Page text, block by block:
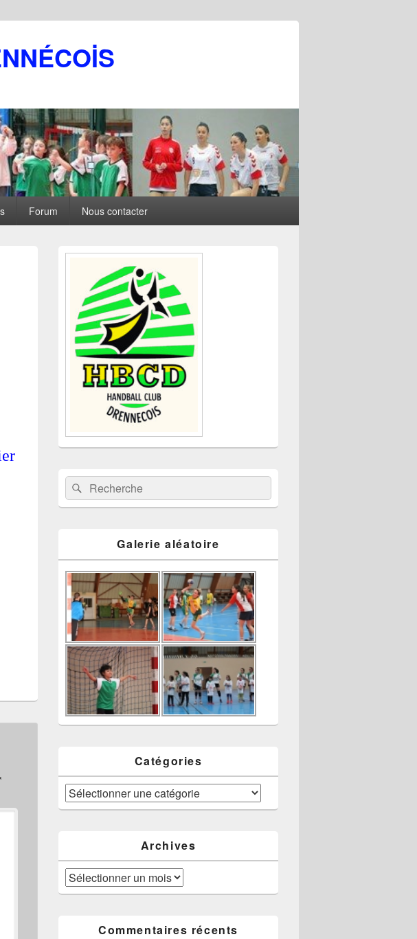
Forum Nous contacter
Zone
barre
latérale
Recherche :Rechercher
Galerie aléatoire
Catégories
Catégories
Archives
Archives
Commentaires récents